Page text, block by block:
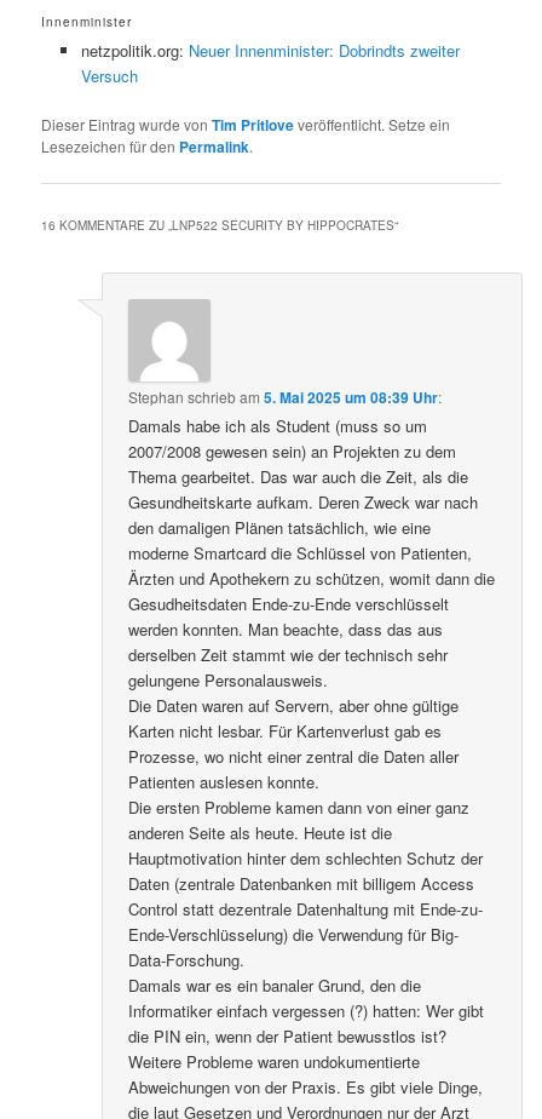
Innenminister
netzpolitik.org: Neuer Innenminister: Dobrindts zweiter
Versuch
Dieser Eintrag wurde vonTim Pritloveveröffentlicht. Setze ein
Lesezeichen für den Permalink.
16 KOMMENTARE ZU „LNP522 SECURITY BY HIPPOCRATES“
Stephan schriebam5. Mai 2025 um 08:39 Uhr:
Damals habe ich als Student (muss so um
2007/2008 gewesen sein) an Projekten zu dem
Thema gearbeitet. Das war auch die Zeit, als die
Gesundheitskarte aufkam. Deren Zweck war nach
den damaligen Plänen tatsächlich, wie eine
moderne Smartcard die Schlüssel von Patienten,
Ärzten und Apothekern zu schützen, womit dann die
Gesudheitsdaten Ende-zu-Ende verschlüsselt
werden konnten. Man beachte, dass das aus
derselben Zeit stammt wie der technisch sehr
gelungene Personalausweis.
Die Daten waren auf Servern, aber ohne gültige
Karten nicht lesbar. Für Kartenverlust gab es
Prozesse, wo nicht einer zentral die Daten aller
Patienten auslesen konnte.
Die ersten Probleme kamen dann von einer ganz
anderen Seite als heute. Heute ist die
Hauptmotivation hinter dem schlechten Schutz der
Daten (zentrale Datenbanken mit billigem Access
Control statt dezentrale Datenhaltung mit Ende-zu-
Ende-Verschlüsselung) die Verwendung für Big-
Data-Forschung.
Damals war es ein banaler Grund, den die
Informatiker einfach vergessen (?) hatten: Wer gibt
die PIN ein, wenn der Patient bewusstlos ist?
Weitere Probleme waren undokumentierte
Abweichungen von der Praxis. Es gibt viele Dinge,
die laut Gesetzen und Verordnungen nur der Arzt